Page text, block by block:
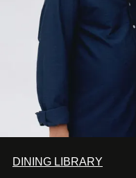
DINING LIBRARY